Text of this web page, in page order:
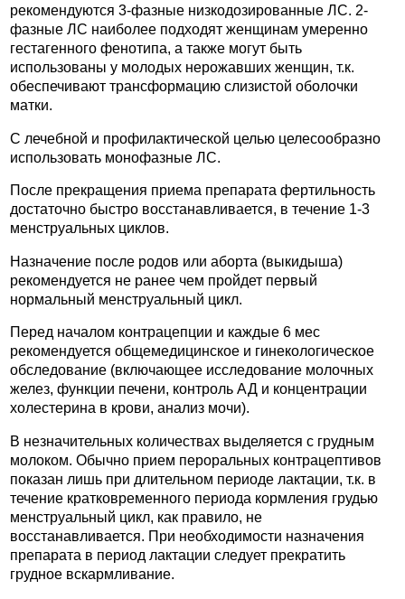
рекомендуются 3-фазные низкодозированные ЛС. 2-
фазные ЛС наиболее подходят женщинам умеренно
гестагенного фенотипа, а также могут быть
использованы у молодых нерожавших женщин, т.к.
обеспечивают трансформацию слизистой оболочки
матки.
С лечебной и профилактической целью целесообразно
использовать монофазные ЛС.
После прекращения приема препарата фертильность
достаточно быстро восстанавливается, в течение 1-3
менструальных циклов.
Назначение после родов или аборта (выкидыша)
рекомендуется не ранее чем пройдет первый
нормальный менструальный цикл.
Перед началом контрацепции и каждые 6 мес
рекомендуется общемедицинское и гинекологическое
обследование (включающее исследование молочных
желез, функции печени, контроль АД и концентрации
холестерина в крови, анализ мочи).
В незначительных количествах выделяется с грудным
молоком. Обычно прием пероральных контрацептивов
показан лишь при длительном периоде лактации, т.к. в
течение кратковременного периода кормления грудью
менструальный цикл, как правило, не
восстанавливается. При необходимости назначения
препарата в период лактации следует прекратить
грудное вскармливание.